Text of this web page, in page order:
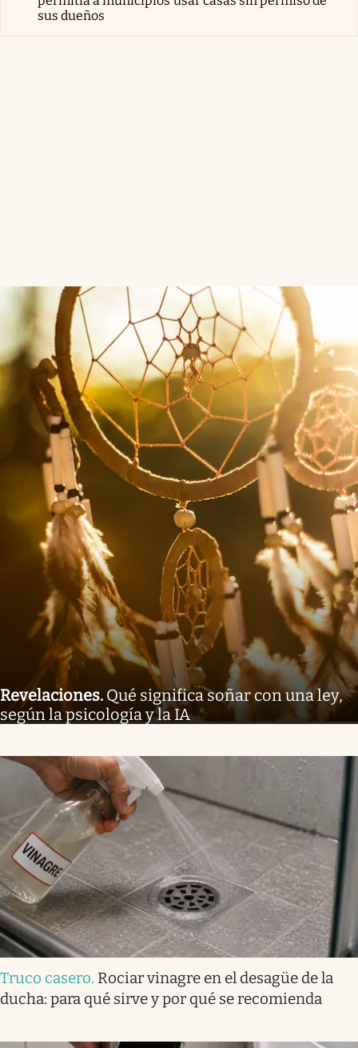
sus dueños
Revelaciones. Qué significa soñar con una ley,
según la psicología y la IA
Truco casero. Rociar vinagre en el desagüe de la
ducha: para qué sirve y por qué se recomienda